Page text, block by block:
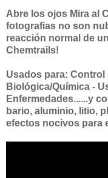
Abre los ojos Mira al
fotografias no son
reacción normal de
Chemtrails!
Usados para: Control
Biológica/Química -
Enfermedades......y
bario, aluminio, litio,
efectos nocivos para